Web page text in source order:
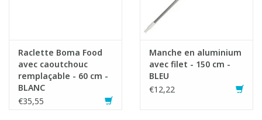
Raclette Boma Food
avec caoutchouc
remplaçable - 60 cm -
BLANC
€35,55
Manche en aluminium
avec filet - 150 cm -
BLEU
€12,22